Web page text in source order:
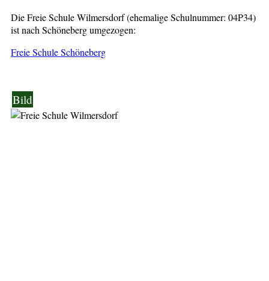
Die Freie Schule Wilmersdorf (ehemalige Schulnummer: 04P34)
ist nach Schöneberg umgezogen:
Freie Schule Schöneberg
Bild